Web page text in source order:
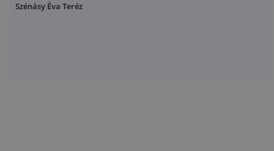
Szénásy Éva Teréz